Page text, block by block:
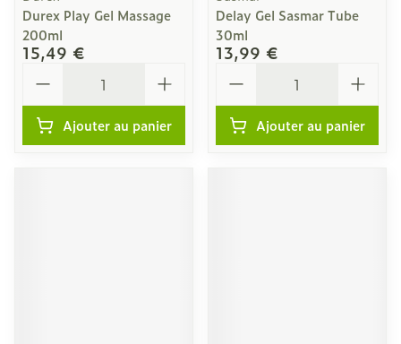
Durex Play Gel Massage
200ml
15,49 €
Ajouter au panier
Delay Gel Sasmar Tube
30ml
13,99 €
Ajouter au panier